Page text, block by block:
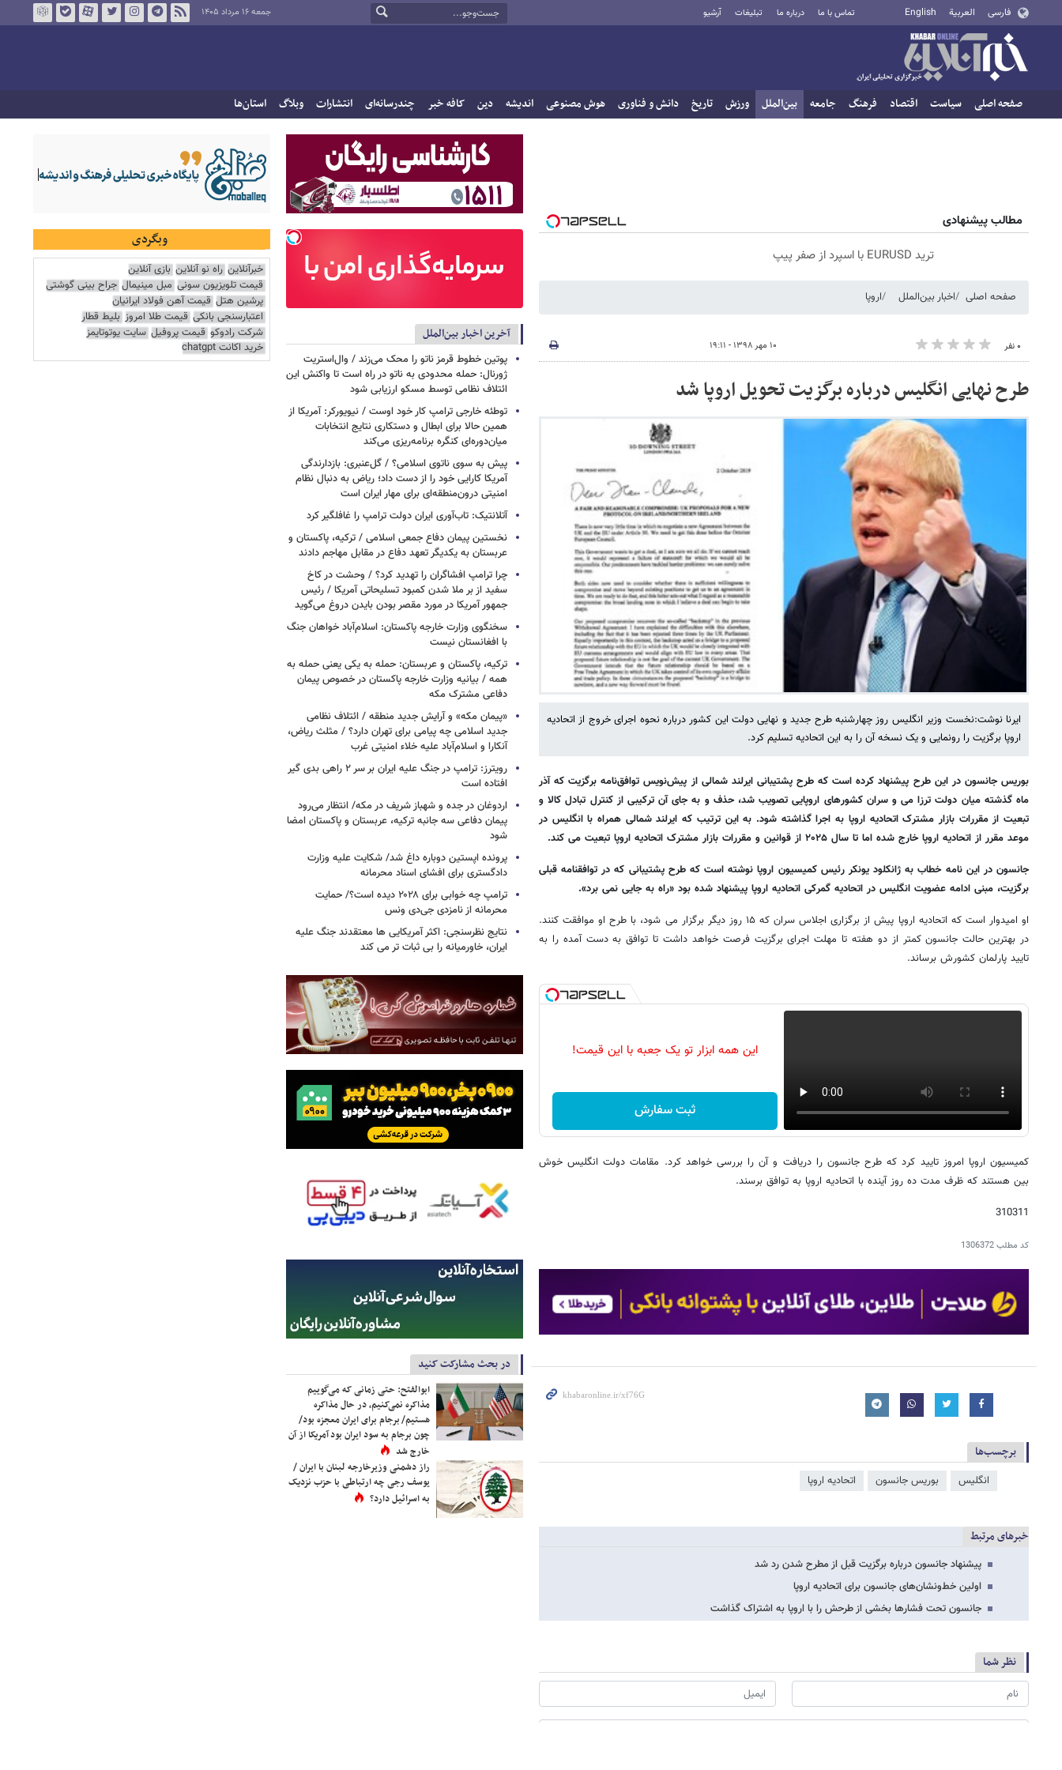
فارسی العربية English تماس با ما درباره ما تبلیغات آرشیو جمعه ۱۶ مرداد ۱۴۰۵
صفحه اصلی سیاست اقتصاد فرهنگ جامعه بین‌الملل ورزش تاریخ دانش و فناوری هوش مصنوعی اندیشه دین کافه خبر چندرسانه‌ای انتشارات وبلاگ استان‌ها
مطالب پیشنهادی
ترید EURUSD با اسپرد از صفر پیپ
صفحه اصلی اخبار بین‌الملل اروپا
۰ نفر ۱۰ مهر ۱۳۹۸ - ۱۹:۱۱
طرح نهایی انگلیس درباره برگزیت تحویل اروپا شد
ایرنا نوشت:نخست وزیر انگلیس روز چهارشنبه طرح جدید و نهایی دولت این کشور درباره نحوه اجرای خروج از اتحادیه
اروپا برگزیت را رونمایی و یک نسخه آن را به این اتحادیه تسلیم کرد.
بوریس جانسون در این طرح پیشنهاد کرده است که طرح پشتیبانی ایرلند شمالی از پیش‌نویس توافق‌نامه برگزیت که آذر
ماه گذشته میان دولت ترزا می و سران کشورهای اروپایی تصویب شد، حذف و به جای آن ترکیبی از کنترل تبادل کالا و
تبعیت از مقررات بازار مشترک اتحادیه اروپا به اجرا گذاشته شود. به این ترتیب که ایرلند شمالی همراه با انگلیس در
موعد مقرر از اتحادیه اروپا خارج شده اما تا سال ۲۰۲۵ از قوانین و مقررات بازار مشترک اتحادیه اروپا تبعیت می کند.
جانسون در این نامه خطاب به ژانکلود یونکر رئیس کمیسیون اروپا نوشته است که طرح پشتیبانی که در توافقنامه قبلی
برگزیت، مبنی ادامه عضویت انگلیس در اتحادیه گمرکی اتحادیه اروپا پیشنهاد شده بود «راه به جایی نمی برد».
او امیدوار است که اتحادیه اروپا پیش از برگزاری اجلاس سران که ۱۵ روز دیگر برگزار می شود، با طرح او موافقت کنند.
در بهترین حالت جانسون کمتر از دو هفته تا مهلت اجرای برگزیت فرصت خواهد داشت تا توافق به دست آمده را به
تایید پارلمان کشورش برساند.
این همه ابزار تو یک جعبه با این قیمت!
ثبت سفارش
کمیسیون اروپا امروز تایید کرد که طرح جانسون را دریافت و آن را بررسی خواهد کرد. مقامات دولت انگلیس خوش
بین هستند که ظرف مدت ده روز آینده با اتحادیه اروپا به توافق برسند.
310311
کد مطلب1306372
برچسب‌ها
انگلیس بوریس جانسون اتحادیه اروپا
خبرهای مرتبط
پیشنهاد جانسون درباره برگزیت قبل از مطرح شدن رد شد
اولین خط‌ونشان‌های جانسون برای اتحادیه اروپا
جانسون تحت فشارها بخشی از طرحش را با اروپا به اشتراک گذاشت
نظر شما
آخرین اخبار بین‌الملل
پوتین خطوط قرمز ناتو را محک می‌زند / وال‌استریت
ژورنال: حمله محدودی به ناتو در راه است تا واکنش این
ائتلاف نظامی توسط مسکو ارزیابی شود
توطئه خارجی ترامپ کار خود اوست / نیویورکر: آمریکا از
همین حالا برای ابطال و دستکاری نتایج انتخابات
میان‌دوره‌ای کنگره برنامه‌ریزی می‌کند
پیش به سوی ناتوی اسلامی؟ / گل‌عنبری: بازدارندگی
آمریکا کارایی خود را از دست داد؛ ریاض به دنبال نظام
امنیتی درون‌منطقه‌ای برای مهار ایران است
آتلانتیک: تاب‌آوری ایران دولت ترامپ را غافلگیر کرد
نخستین پیمان دفاع جمعی اسلامی / ترکیه، پاکستان و
عربستان به یکدیگر تعهد دفاع در مقابل مهاجم دادند
چرا ترامپ افشاگران را تهدید کرد؟ / وحشت در کاخ
سفید از بر ملا شدن کمبود تسلیحاتی آمریکا / رئیس
جمهور آمریکا در مورد مقصر بودن بایدن دروغ می‌گوید
سخنگوی وزارت خارجه پاکستان: اسلام‌آباد خواهان جنگ
با افغانستان نیست
ترکیه، پاکستان و عربستان: حمله به یکی یعنی حمله به
همه / بیانیه وزارت خارجه پاکستان در خصوص پیمان
دفاعی مشترک مکه
«پیمان مکه» و آرایش جدید منطقه / ائتلاف نظامی
جدید اسلامی چه پیامی برای تهران دارد؟ / مثلث ریاض،
آنکارا و اسلام‌آباد علیه خلاء امنیتی غرب
رویترز: ترامپ در جنگ علیه ایران بر سر ۲ راهی بدی گیر
افتاده است
اردوغان در جده و شهباز شریف در مکه/ انتظار می‌رود
پیمان دفاعی سه جانبه ترکیه، عربستان و پاکستان امضا
شود
پرونده اپستین دوباره داغ شد/ شکایت علیه وزارت
دادگستری برای افشای اسناد محرمانه
ترامپ چه خوابی برای ۲۰۲۸ دیده است؟/ حمایت
محرمانه از نامزدی جی‌دی ونس
نتایج نظرسنجی: اکثر آمریکایی ها معتقدند جنگ علیه
ایران، خاورمیانه را بی ثبات تر می کند
در بحث مشارکت کنید
ابوالفتح: حتی زمانی که می‌گوییم
مذاکره نمی‌کنیم، در حال مذاکره
هستیم/ برجام برای ایران معجزه بود/
چون برجام به سود ایران بود آمریکا از آن
خارج شد
راز دشمنی وزیرخارجه لبنان با ایران /
یوسف رجی چه ارتباطی با حزب نزدیک
به اسرائیل دارد؟
وبگردی
خبرآنلاین راه نو آنلاین بازی آنلاین
قیمت تلویزیون سونی مبل مینیمال جراح بینی گوشتی
پرشین هتل قیمت آهن فولاد ایرانیان
اعتبارسنجی بانکی قیمت طلا امروز بلیط قطار
شرکت رادوکو قیمت پروفیل سایت یوتوتایمز
خرید اکانت chatgpt